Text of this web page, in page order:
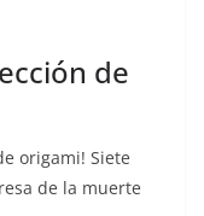
de
origami! Siete
de la muerte